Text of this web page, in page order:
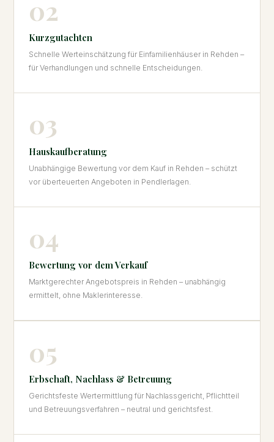
02
Kurzgutachten
Schnelle Werteinschätzung für Einfamilienhäuser in Rehden –
für Verhandlungen und schnelle Entscheidungen.
03
Hauskaufberatung
Unabhängige Bewertung vor dem Kauf in Rehden – schützt
vor überteuerten Angeboten in Pendlerlagen.
04
Bewertung vor dem Verkauf
Marktgerechter Angebotspreis in Rehden – unabhängig
ermittelt, ohne Maklerinteresse.
05
Erbschaft, Nachlass & Betreuung
Gerichtsfeste Wertermittlung für Nachlassgericht, Pflichtteil
und Betreuungsverfahren – neutral und gerichtsfest.